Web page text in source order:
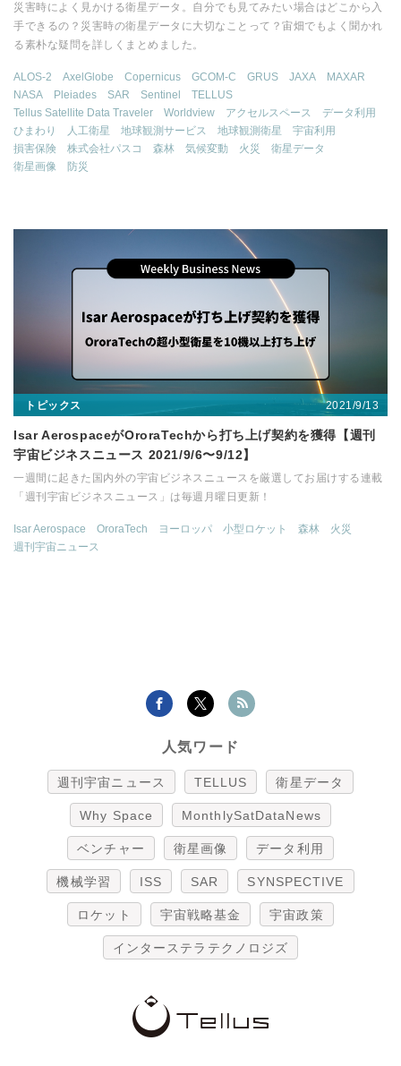
災害時によく見かける衛星データ。自分でも見てみたい場合はどこから入
手できるの？災害時の衛星データに大切なことって？宙畑でもよく聞かれ
る素朴な疑問を詳しくまとめました。
ALOS-2 AxelGlobe Copernicus GCOM-C GRUS JAXA
MAXAR
NASA
Pleiades SAR Sentinel
TELLUS
Tellus Satellite Data Traveler
Worldview アクセルスペース
データ利用
ひまわり
人工衛星 地球観測サービス 地球観測衛星
宇宙利用
損害保険
株式会社パスコ 森林 気候変動 火災
衛星データ
衛星画像
防災
トピックス 2021/9/13
Isar AerospaceがOroraTechから打ち上げ契約を獲得【週刊
宇宙ビジネスニュース 2021/9/6〜9/12】
一週間に起きた国内外の宇宙ビジネスニュースを厳選してお届けする連載
「週刊宇宙ビジネスニュース」は毎週月曜日更新！
Isar Aerospace OroraTech ヨーロッパ 小型ロケット 森林
火災
週刊宇宙ニュース
人気ワード
週刊宇宙ニュース TELLUS 衛星データ
Why Space MonthlySatDataNews
ベンチャー 衛星画像 データ利用
機械学習 ISS SAR SYNSPECTIVE
ロケット 宇宙戦略基金 宇宙政策
インターステラテクノロジズ